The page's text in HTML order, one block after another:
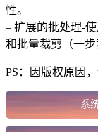
性。
– 扩展的批处理-
和批量裁剪（一步
PS：因版权原因
系